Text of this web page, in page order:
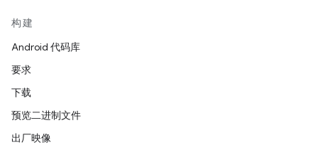
构建
Android 代码库
要求
下载
预览二进制文件
出厂映像